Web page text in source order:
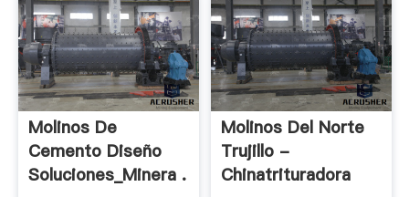
Molinos De
Cemento Diseño
Soluciones_Minera .
Molinos Del Norte
Trujillo -
Chinatrituradora